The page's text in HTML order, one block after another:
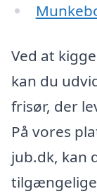
Ved at
kan du
frisør, der
På vores
jub.dk, kan